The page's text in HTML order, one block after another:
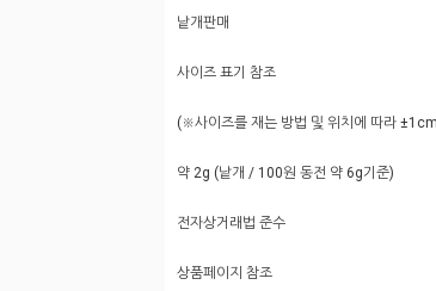
낱개판매
사이즈 표기 참조
(※사이즈를 재는 방법 및 위치에 따라
약 2g (낱개 / 100원 동전 약 6g기준)
전자상거래법 준수
상품페이지 참조